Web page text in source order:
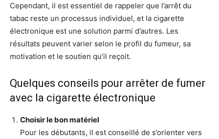
Cependant, il est essentiel de rappeler que l’arrêt du
tabac reste un processus individuel, et la cigarette
électronique est une solution parmi d’autres. Les
résultats peuvent varier selon le profil du fumeur, sa
motivation et le soutien qu’il reçoit.
Quelques conseils pour arrêter de fumer
avec la cigarette électronique
Choisir le bon matériel
Pour les débutants, il est conseillé de s’orienter vers